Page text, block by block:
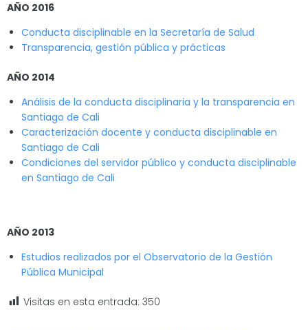
AÑO 2016
Conducta disciplinable en la Secretaría de Salud
Transparencia, gestión pública y prácticas
AÑO 2014
Análisis de la conducta disciplinaria y la transparencia en
Santiago de Cali
Caracterización docente y conducta disciplinable en
Santiago de Cali
Condiciones del servidor público y conducta disciplinable
en Santiago de Cali
AÑO 2013
Estudios realizados por el Observatorio de la Gestión
Pública Municipal
Visitas en esta entrada: 350